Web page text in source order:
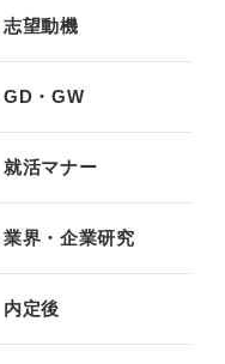
志望動機
GD・GW
就活マナー
業界・企業研究
内定後